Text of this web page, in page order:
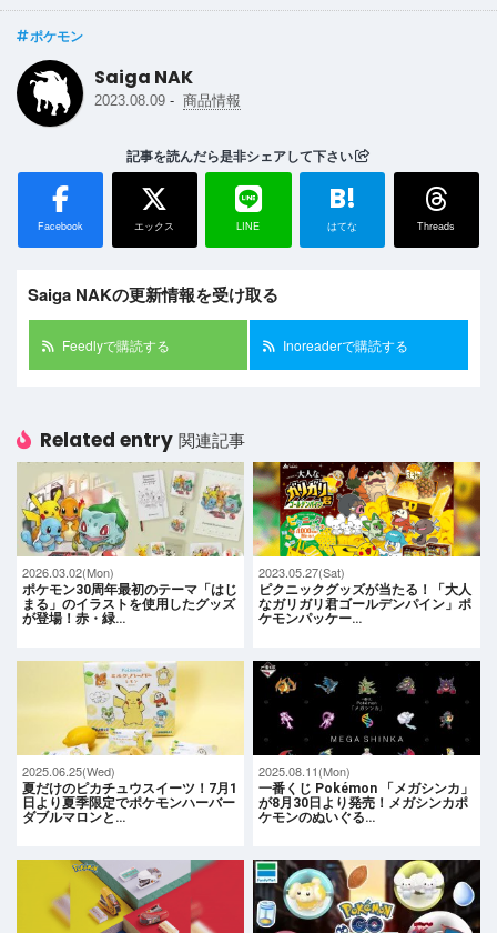
ポケモン
Saiga NAK
2023.08.09 - 商品情報
記事を読んだら是非シェアして下さい
Facebook エックス LINE
B!
はてな Threads
Saiga NAKの更新情報を受け取る
Feedlyで購読する Inoreaderで購読する
Related entry 関連記事
2026.03.02(Mon)
ポケモン30周年最初のテーマ「はじ
まる」のイラストを使用したグッズ
が登場！赤・緑…
2023.05.27(Sat)
ピクニックグッズが当たる！「大人
なガリガリ君ゴールデンパイン」ポ
ケモンパッケー…
2025.06.25(Wed)
夏だけのピカチュウスイーツ！7月1
日より夏季限定でポケモンハーバー
ダブルマロンと…
2025.08.11(Mon)
一番くじ Pokémon 「メガシンカ」
が8月30日より発売！メガシンカポ
ケモンのぬいぐる…